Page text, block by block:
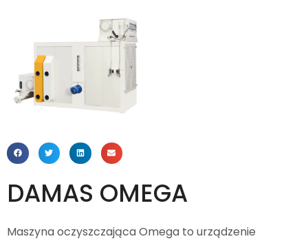
DAMAS OMEGA
Maszyna oczyszczająca Omega to urządzenie